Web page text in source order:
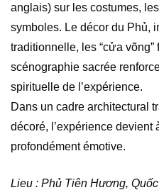
anglais) sur les costumes,
symboles. Le décor du Phủ,
traditionnelle, les “cửa
scénographie sacrée
spirituelle de l’expérience.
Dans un cadre architectural
décoré, l’expérience devient
profondément émotive.
Lieu : Phủ Tiên Hương,